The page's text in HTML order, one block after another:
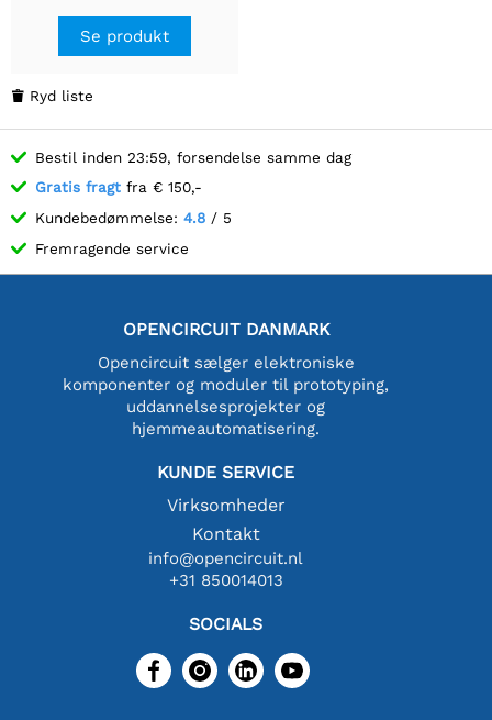
Se produkt
 Ryd liste
Bestil inden 23:59, forsendelse samme dag
Gratis fragt fra € 150,-
Kundebedømmelse: 4.8 / 5
Fremragende service
OPENCIRCUIT DANMARK
Opencircuit sælger elektroniske
komponenter og moduler til prototyping,
uddannelsesprojekter og
hjemmeautomatisering.
KUNDE SERVICE
Virksomheder
Kontakt
info@opencircuit.nl
+31 850014013
SOCIALS